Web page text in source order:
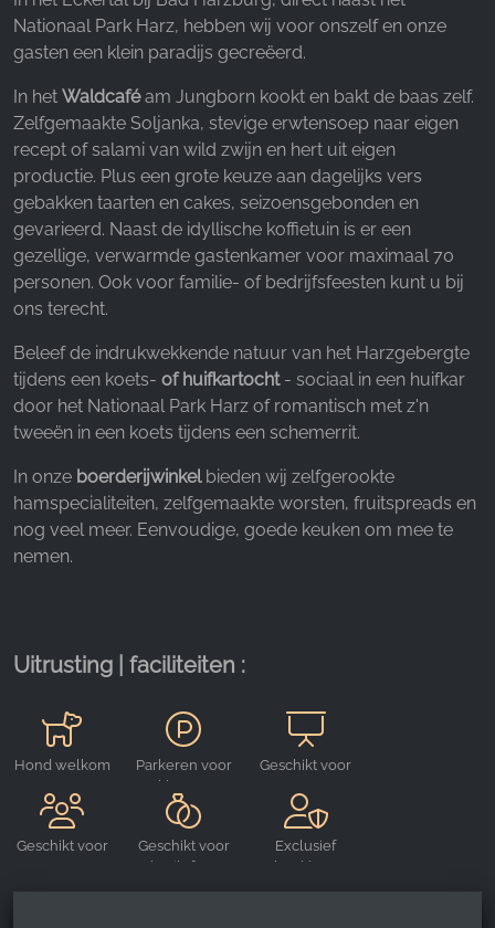
Nationaal Park Harz, hebben wij voor onszelf en onze
gasten een klein paradijs gecreëerd.
In het Waldcaféam Jungborn kookt en bakt de baas zelf.
Zelfgemaakte Soljanka, stevige erwtensoep naar eigen
recept of salami van wild zwijn en hert uit eigen
productie. Plus een grote keuze aan dagelijks vers
gebakken taarten en cakes, seizoensgebonden en
gevarieerd. Naast de idyllische koffietuin is er een
gezellige, verwarmde gastenkamer voor maximaal 70
personen. Ook voor familie- of bedrijfsfeesten kunt u bij
ons terecht.
Beleef de indrukwekkende natuur van het Harzgebergte
tijdens een koets- of huifkartocht- sociaal in een huifkar
door het Nationaal Park Harz of romantisch met z'n
tweeën in een koets tijdens een schemerrit.
In onze boerderijwinkel bieden wij zelfgerookte
hamspecialiteiten, zelfgemaakte worsten, fruitspreads en
nog veel meer. Eenvoudige, goede keuken om mee te
nemen.
Uitrusting | faciliteiten :
Hond welkom
Parkeren voor
klanten
Geschikt voor
Geschikt voor
Geschikt voor
bruiloften
Exclusief
boekbaar
Facebook Pixel
_fbp, fr, _fbq, fbq
Provider:
Facebook Ireland Ltd.
Purpose:
Advertentiemeting en marketing
Cookie duration:
3 maanden - 1 jaar
STATISTIEKEN
Cookies voor statistieken verzamelen anoniem
informatie. Deze informatie helpt ons te begrijpen
Google Analytics
Verzamelen van statistieken over websitegebruik
Cookie duration:
24 uur - 2 jaar